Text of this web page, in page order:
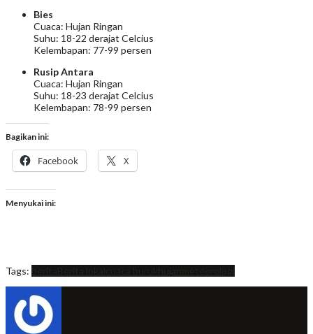
Bies
Cuaca: Hujan Ringan
Suhu: 18-22 derajat Celcius
Kelembapan: 77-99 persen
Rusip Antara
Cuaca: Hujan Ringan
Suhu: 18-23 derajat Celcius
Kelembapan: 78-99 persen
Bagikan ini:
Facebook X
Menyukai ini:
Tags: